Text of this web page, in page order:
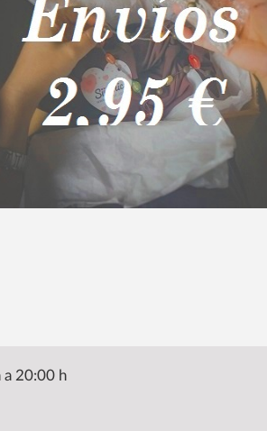
a 20:00 h